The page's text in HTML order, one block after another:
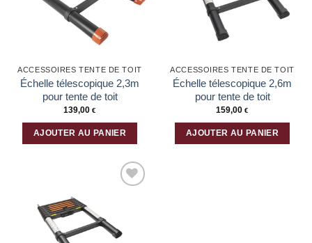
ACCESSOIRES TENTE DE TOIT
Échelle télescopique 2,3m
pour tente de toit
139,00 €
AJOUTER AU PANIER
ACCESSOIRES TENTE DE TOIT
Échelle télescopique 2,6m
pour tente de toit
159,00 €
AJOUTER AU PANIER